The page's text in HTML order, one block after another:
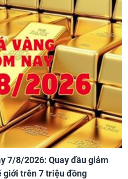
7/8/2026: Quay đầu giảm
giới trên 7 triệu đồng